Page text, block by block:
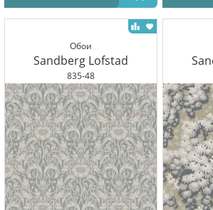
Обои
Sandberg Lofstad
835-48